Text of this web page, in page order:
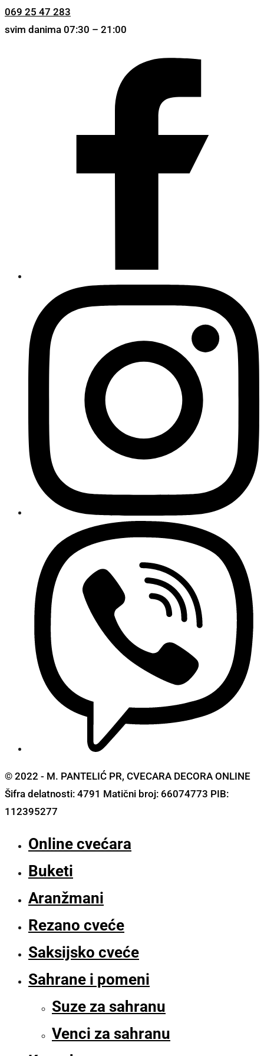
069 25 47 283
svim danima 07:30 – 21:00
© 2022 - M. PANTELIĆ PR, CVECARA DECORA ONLINE
Šifra delatnosti: 4791 Matični broj: 66074773 PIB:
112395277
Online cvećara
Buketi
Aranžmani
Rezano cveće
Saksijsko cveće
Sahrane i pomeni
Suze za sahranu
Venci za sahranu